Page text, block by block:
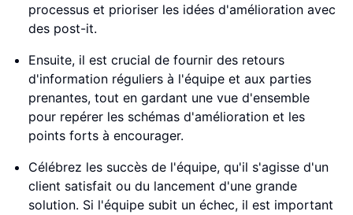
processus et prioriser les idées d'amélioration avec
des post-it.
Ensuite, il est crucial de fournir des retours
d'information réguliers à l'équipe et aux parties
prenantes, tout en gardant une vue d'ensemble
pour repérer les schémas d'amélioration et les
points forts à encourager.
Célébrez les succès de l'équipe, qu'il s'agisse d'un
client satisfait ou du lancement d'une grande
solution. Si l'équipe subit un échec, il est important